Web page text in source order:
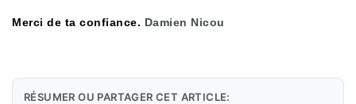
Merci de ta confiance. Damien Nicou
RÉSUMER OU PARTAGER CET ARTICLE: